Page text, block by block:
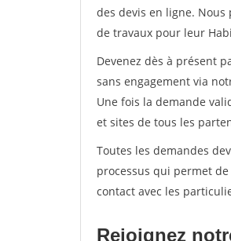
des devis en ligne.
de travaux pour leur
Devenez dès à présent
sans engagement via
Une fois la demande
et sites de tous les
Toutes les demandes
processus qui permet
contact avec les
Rejoignez